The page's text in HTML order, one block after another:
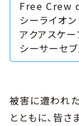
Free Crew
シーライオン
アクアスケー
シーサーセ
被害に遭われ
とともに、皆